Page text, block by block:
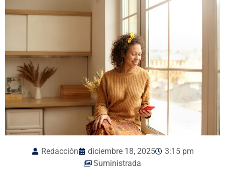
Redacción diciembre 18, 2025
3:15 pm
Suministrada